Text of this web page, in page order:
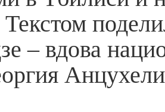
Текстом
– вдова